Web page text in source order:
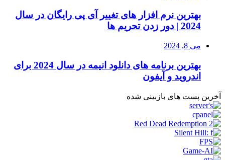
بهترین نرم افزار های تغییر آی پی رایگان در سال
2024 | دور زدن تحریم ها
می 8, 2024
بهترین برنامه های دانلود انیمه در سال 2024 برای
اندروید و آیفون
آخرین پست های بازبینی شده